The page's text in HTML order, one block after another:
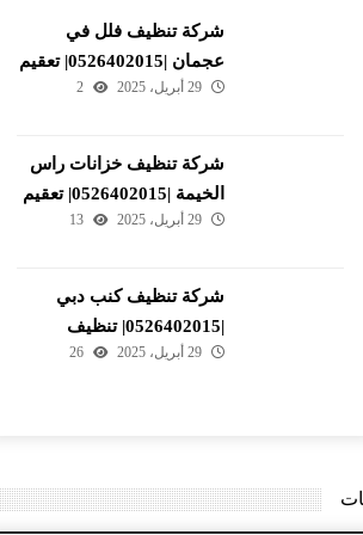
شركة تنظيف فلل في
عجمان |0526402015| تعقيم
29 أبريل، 2025 2
شركة تنظيف خزانات راس
الخيمة |0526402015| تعقيم
وتطهير
29 أبريل، 2025 13
شركة تنظيف كنب دبي
|0526402015| تنظيف
المجالس
29 أبريل، 2025 26